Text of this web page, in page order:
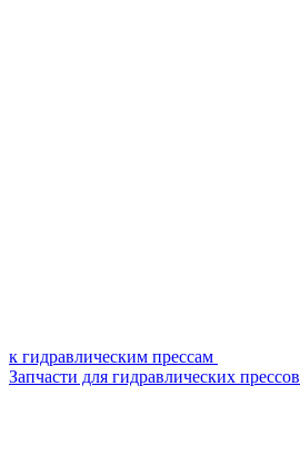
к гидравлическим прессам
Запчасти для гидравлических прессов